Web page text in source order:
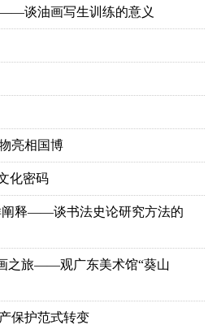
谈油画写生训练的意义
亮相国博
化密码
阐释——谈书法史论研究方法的
之旅——观广东美术馆“葵山
保护范式转变